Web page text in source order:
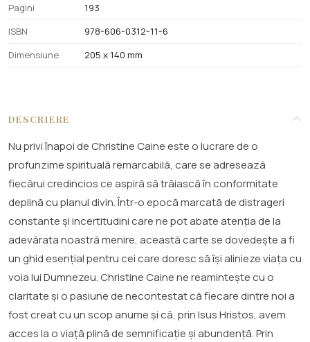
Pagini
193
ISBN
978-606-0312-11-6
Dimensiune
205 x 140 mm
DESCRIERE
Nu privi înapoi de Christine Caine este o lucrare de o
profunzime spirituală remarcabilă, care se adresează
fiecărui credincios ce aspiră să trăiască în conformitate
deplină cu planul divin. Într-o epocă marcată de distrageri
constante și incertitudini care ne pot abate atenția de la
adevărata noastră menire, această carte se dovedește a fi
un ghid esențial pentru cei care doresc să își alinieze viața cu
voia lui Dumnezeu. Christine Caine ne reamintește cu o
claritate și o pasiune de necontestat că fiecare dintre noi a
fost creat cu un scop anume și că, prin Isus Hristos, avem
acces la o viață plină de semnificație și abundență. Prin